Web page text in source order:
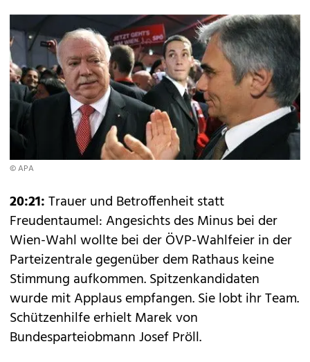
© APA
20:21:Trauer und Betroffenheit statt
Freudentaumel: Angesichts des Minus bei der
Wien-Wahl wollte bei der ÖVP-Wahlfeier in der
Parteizentrale gegenüber dem Rathaus keine
Stimmung aufkommen. Spitzenkandidaten
wurde mit Applaus empfangen. Sie lobt ihr Team.
Schützenhilfe erhielt Marek von
Bundesparteiobmann Josef Pröll.